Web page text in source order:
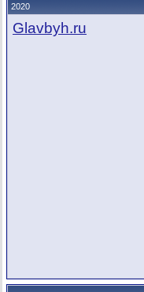
2020
Glavbyh.ru